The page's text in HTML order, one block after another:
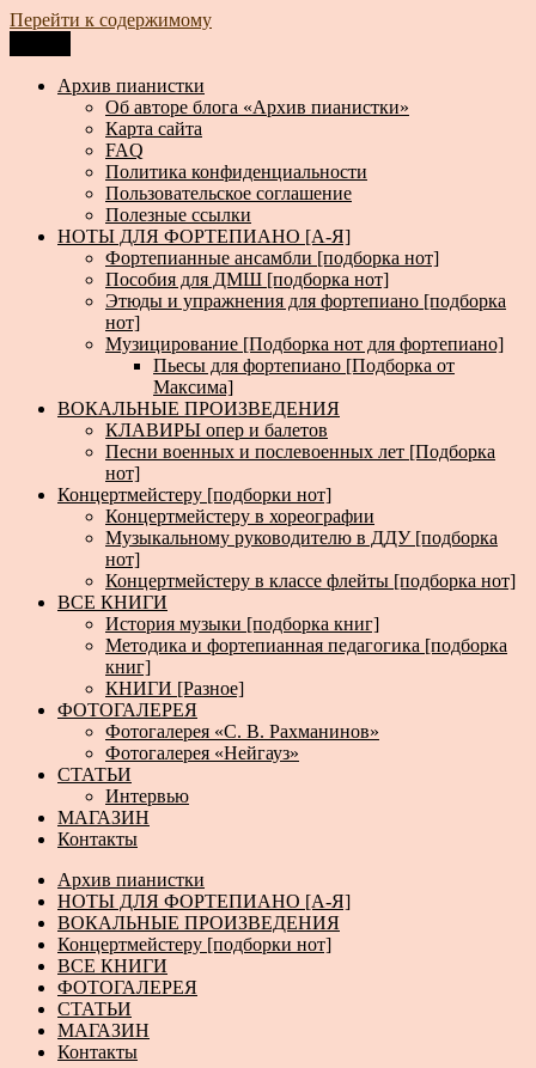
Перейти к содержимому
Архив пианистки
Всё для пианистов: ноты, книги, музыка, статьи…
Архив пианистки
Об авторе блога «Архив пианистки»
Карта сайта
FAQ
Политика конфиденциальности
Пользовательское соглашение
Полезные ссылки
НОТЫ ДЛЯ ФОРТЕПИАНО [А-Я]
Фортепианные ансамбли [подборка нот]
Пособия для ДМШ [подборка нот]
Этюды и упражнения для фортепиано [подборка
нот]
Музицирование [Подборка нот для фортепиано]
Пьесы для фортепиано [Подборка от
Максима]
ВОКАЛЬНЫЕ ПРОИЗВЕДЕНИЯ
КЛАВИРЫ опер и балетов
Песни военных и послевоенных лет [Подборка
нот]
Концертмейстеру [подборки нот]
Концертмейстеру в хореографии
Музыкальному руководителю в ДДУ [подборка
нот]
Концертмейстеру в классе флейты [подборка нот]
ВСЕ КНИГИ
История музыки [подборка книг]
Методика и фортепианная педагогика [подборка
книг]
КНИГИ [Разное]
ФОТОГАЛЕРЕЯ
Фотогалерея «С. В. Рахманинов»
Фотогалерея «Нейгауз»
СТАТЬИ
Интервью
МАГАЗИН
Контакты
Архив пианистки
НОТЫ ДЛЯ ФОРТЕПИАНО [А-Я]
ВОКАЛЬНЫЕ ПРОИЗВЕДЕНИЯ
Концертмейстеру [подборки нот]
ВСЕ КНИГИ
ФОТОГАЛЕРЕЯ
СТАТЬИ
МАГАЗИН
Контакты